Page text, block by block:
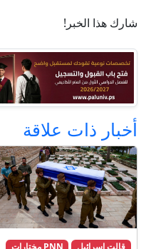
شارك هذا الخبر!
أخبار ذات علاقة